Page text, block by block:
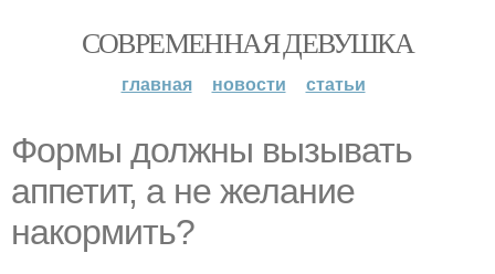
СОВРЕМЕННАЯ ДЕВУШКА
главная новости статьи
Формы должны вызывать
аппетит, а не желание
накормить?